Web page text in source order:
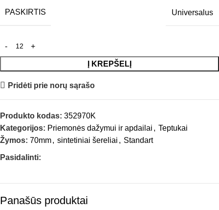
PASKIRTIS Universalus
Į KREPŠELĮ
Pridėti prie norų sąrašo
Produkto kodas: 352970K
Kategorijos: Priemonės dažymui ir apdailai , Teptukai
Žymos: 70mm, sintetiniai šereliai , Standart
Pasidalinti:
Panašūs produktai